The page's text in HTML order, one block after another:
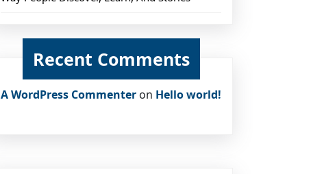
Recent Comments
A WordPress Commenter on Hello world!